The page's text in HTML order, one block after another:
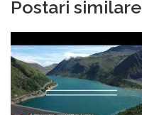
Postari similare